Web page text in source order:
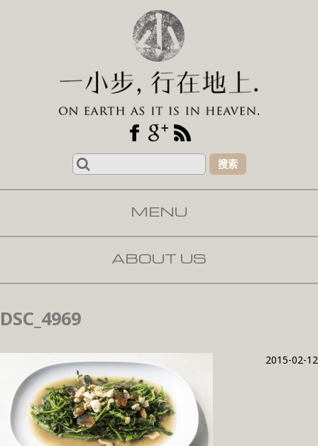
Search
for:
MENU
SKIP TO CONTENT
ABOUT US
DSC_4969
2015-02-12